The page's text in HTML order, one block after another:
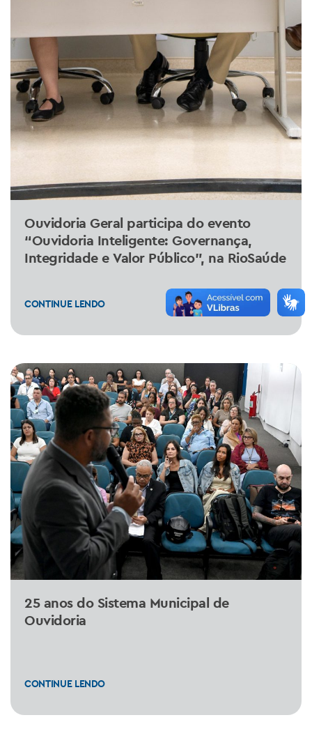
Ouvidoria Geral participa do evento
“Ouvidoria Inteligente: Governança,
Integridade e Valor Público”, na RioSaúde
CONTINUE LENDO
25 anos do Sistema Municipal de
Ouvidoria
CONTINUE LENDO